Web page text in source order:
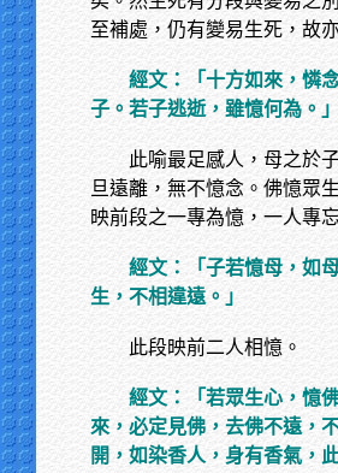
至補處，仍有變易生死，故
經文：「十方如來，憐
子。若子逃逝，雖憶何為。
此喻最足感人，母之於
旦遠離，無不憶念。佛憶眾
映前段之一專為憶，一人專
經文：「子若憶母，如
生，不相違遠。」
此段映前二人相憶。
經文：「若眾生心，憶
來，必定見佛，去佛不遠，
開，如染香人，身有香氣，